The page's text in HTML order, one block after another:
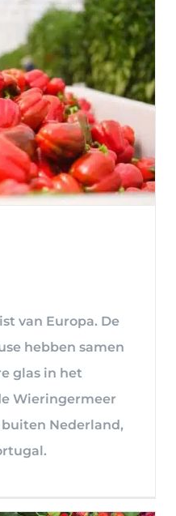
van Europa. De
hebben samen
glas in het
Wieringermeer
Nederland,